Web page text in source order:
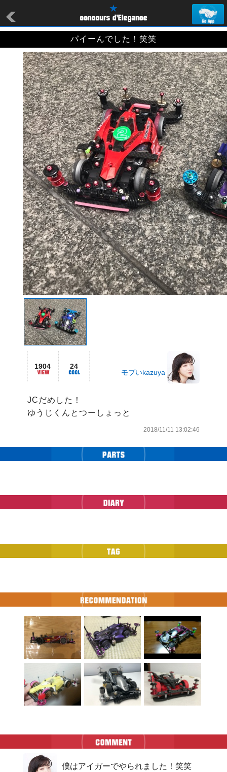
パイーんでした！笑笑
1904 24
モブいkazuya
JCだめした！
ゆうじくんとつーしょっと
2018/11/11 13:02:46
僕はアイガーでやられました！笑笑